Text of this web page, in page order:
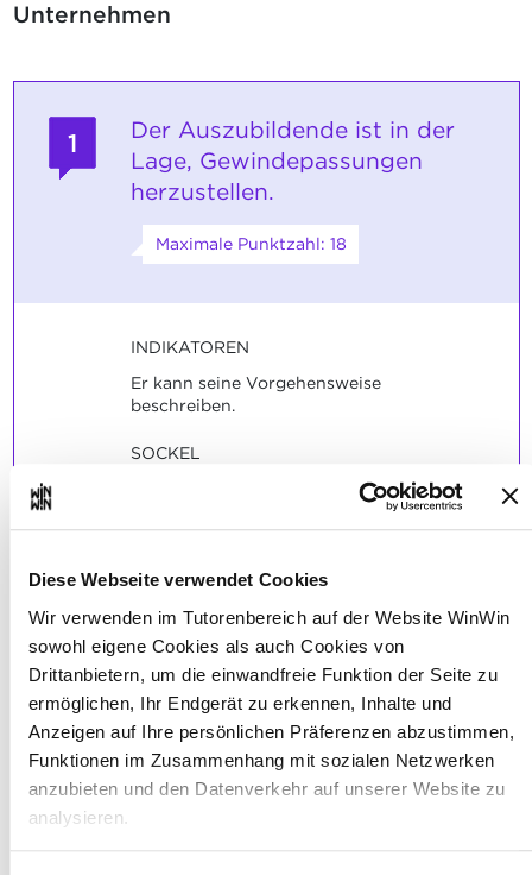
Diese Webseite verwendet Cookies
Wir verwenden im Tutorenbereich auf der Website WinWin
sowohl eigene Cookies als auch Cookies von
Drittanbietern, um die einwandfreie Funktion der Seite zu
ermöglichen, Ihr Endgerät zu erkennen, Inhalte und
Anzeigen auf Ihre persönlichen Präferenzen abzustimmen,
Funktionen im Zusammenhang mit sozialen Netzwerken
anzubieten und den Datenverkehr auf unserer Website zu
analysieren.
Unternehmen
1
Der Auszubildende ist in der
Lage, Gewindepassungen
herzustellen.
Maximale Punktzahl: 18
INDIKATOREN
Er kann seine Vorgehensweise
beschreiben.
SOCKEL
Er ist in der Lage Gewindebolzen und die
zugehörige Gewindemutter maschinell zu
fertigen.
2
Der Auszubildende ist in der
Lage, Werkstücke mittels CNC-
Maschinen herzustellen.
Maximale Punktzahl: 12